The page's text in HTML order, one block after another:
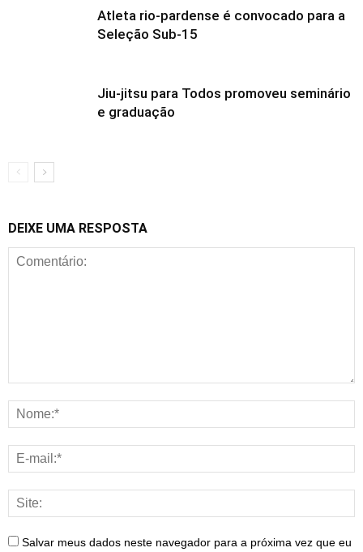
Atleta rio-pardense é convocado para a
Seleção Sub-15
Jiu-jitsu para Todos promoveu seminário
e graduação
DEIXE UMA RESPOSTA
Salvar meus dados neste navegador para a próxima vez que eu